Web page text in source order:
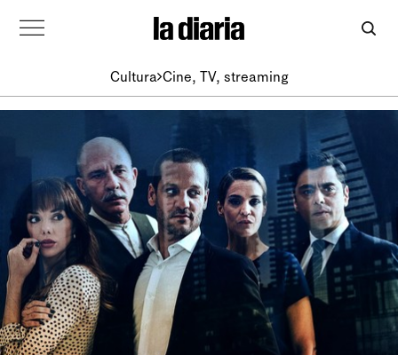
Cultura Cine, TV, streaming